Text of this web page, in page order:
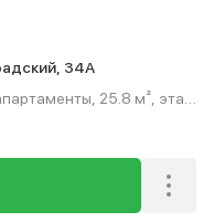
34А
25.8 м², этаж